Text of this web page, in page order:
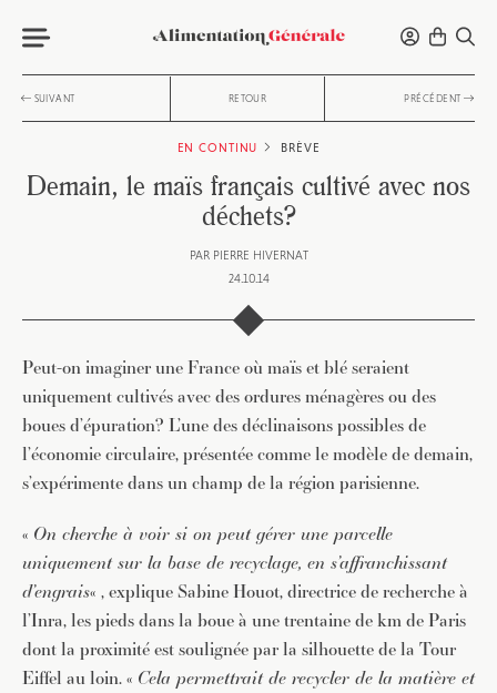
SUIVANT RETOUR PRÉCÉDENT
EN CONTINU BRÈVE
Demain, le maïs français cultivé avec nos
déchets?
PAR PIERRE HIVERNAT
24.10.14
Peut-on imaginer une France où maïs et blé seraient
uniquement cultivés avec des ordures ménagères ou des
boues d’épuration? L’une des déclinaisons possibles de
l’économie circulaire, présentée comme le modèle de demain,
s’expérimente dans un champ de la région parisienne.
« On cherche à voir si on peut gérer une parcelle
uniquement sur la base de recyclage, en s’affranchissant
d’engrais« , explique Sabine Houot, directrice de recherche à
l’Inra, les pieds dans la boue à une trentaine de km de Paris
dont la proximité est soulignée par la silhouette de la Tour
Eiffel au loin. « Cela permettrait de recycler de la matière et